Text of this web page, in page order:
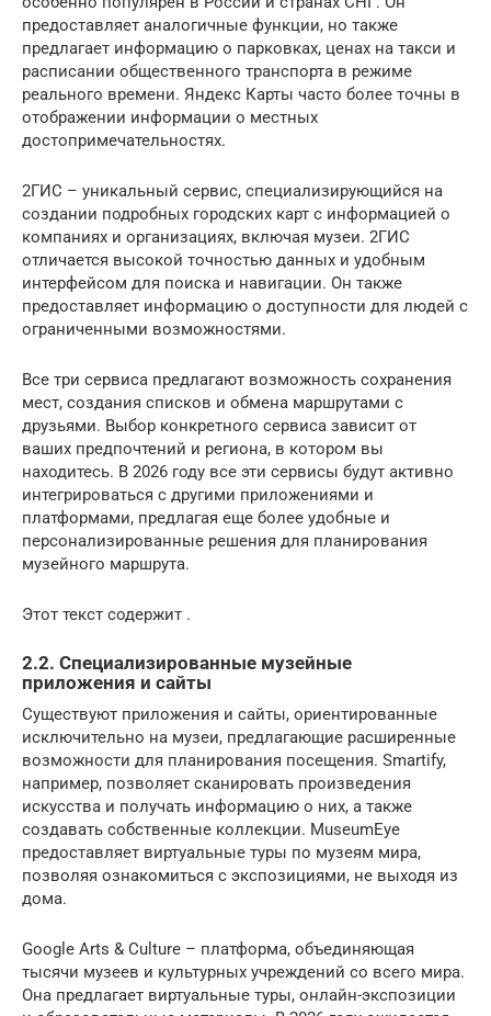
предоставляет аналогичные функции, но также
предлагает информацию о парковках, ценах на такси и
расписании общественного транспорта в режиме
реального времени. Яндекс Карты часто более точны в
отображении информации о местных
достопримечательностях.
2ГИС – уникальный сервис, специализирующийся на
создании подробных городских карт с информацией о
компаниях и организациях, включая музеи. 2ГИС
отличается высокой точностью данных и удобным
интерфейсом для поиска и навигации. Он также
предоставляет информацию о доступности для людей с
ограниченными возможностями.
Все три сервиса предлагают возможность сохранения
мест, создания списков и обмена маршрутами с
друзьями. Выбор конкретного сервиса зависит от
ваших предпочтений и региона, в котором вы
находитесь. В 2026 году все эти сервисы будут активно
интегрироваться с другими приложениями и
платформами, предлагая еще более удобные и
персонализированные решения для планирования
музейного маршрута.
Этот текст содержит .
2.2. Специализированные музейные
приложения и сайты
Существуют приложения и сайты, ориентированные
исключительно на музеи, предлагающие расширенные
возможности для планирования посещения. Smartify,
например, позволяет сканировать произведения
искусства и получать информацию о них, а также
создавать собственные коллекции. MuseumEye
предоставляет виртуальные туры по музеям мира,
позволяя ознакомиться с экспозициями, не выходя из
дома.
Google Arts & Culture – платформа, объединяющая
тысячи музеев и культурных учреждений со всего мира.
Она предлагает виртуальные туры, онлайн-экспозиции